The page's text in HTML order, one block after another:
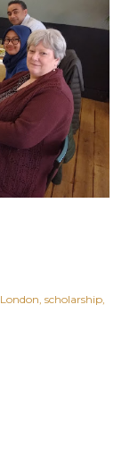
London scholarship